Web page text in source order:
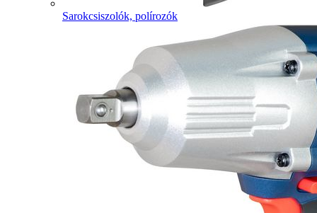
Sarokcsiszolók, polírozók